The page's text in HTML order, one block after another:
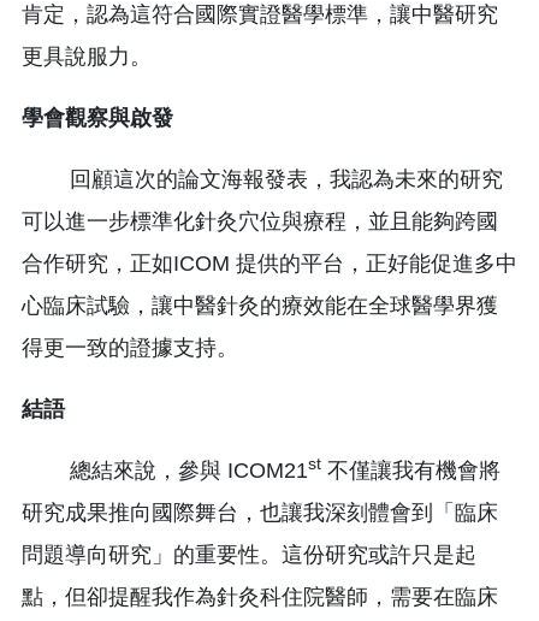
肯定，認為這符合國際實證醫學標準，讓中醫研究
更具說服力。
學會觀察與啟發
回顧這次的論文海報發表，我認為未來的研究
可以進一步標準化針灸穴位與療程，並且能夠跨國
合作研究，正如ICOM 提供的平台，正好能促進多中
心臨床試驗，讓中醫針灸的療效能在全球醫學界獲
得更一致的證據支持。
結語
總結來說，參與 ICOM21st 不僅讓我有機會將
研究成果推向國際舞台，也讓我深刻體會到「臨床
問題導向研究」的重要性。這份研究或許只是起
點，但卻提醒我作為針灸科住院醫師，需要在臨床